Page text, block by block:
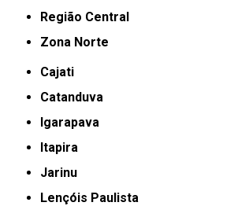
Região Central
Zona Norte
Cajati
Catanduva
Igarapava
Itapira
Jarinu
Lençóis Paulista